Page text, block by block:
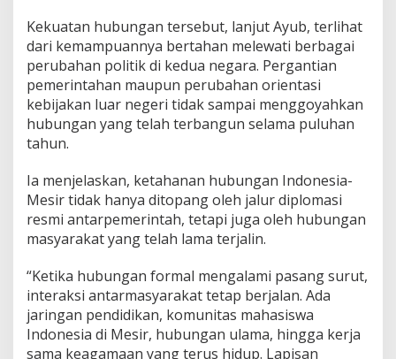
Kekuatan hubungan tersebut, lanjut Ayub, terlihat
dari kemampuannya bertahan melewati berbagai
perubahan politik di kedua negara. Pergantian
pemerintahan maupun perubahan orientasi
kebijakan luar negeri tidak sampai menggoyahkan
hubungan yang telah terbangun selama puluhan
tahun.
Ia menjelaskan, ketahanan hubungan Indonesia-
Mesir tidak hanya ditopang oleh jalur diplomasi
resmi antarpemerintah, tetapi juga oleh hubungan
masyarakat yang telah lama terjalin.
“Ketika hubungan formal mengalami pasang surut,
interaksi antarmasyarakat tetap berjalan. Ada
jaringan pendidikan, komunitas mahasiswa
Indonesia di Mesir, hubungan ulama, hingga kerja
sama keagamaan yang terus hidup. Lapisan